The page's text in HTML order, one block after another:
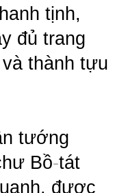
tịnh,
đủ trang
thành tựu
tướng
Bồ-tát
được